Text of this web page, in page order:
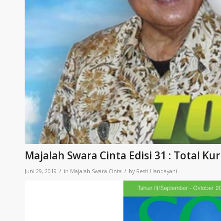
Majalah Swara Cinta Edisi 31 : Total
Juni 29, 2019 / in Majalah Swara Cinta / by Resti Handayani